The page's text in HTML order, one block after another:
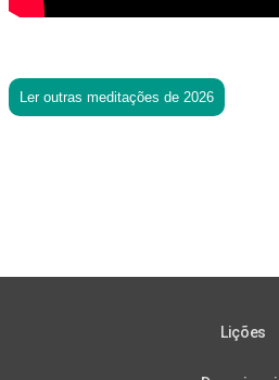
Ler outras meditações de 2026
Lições